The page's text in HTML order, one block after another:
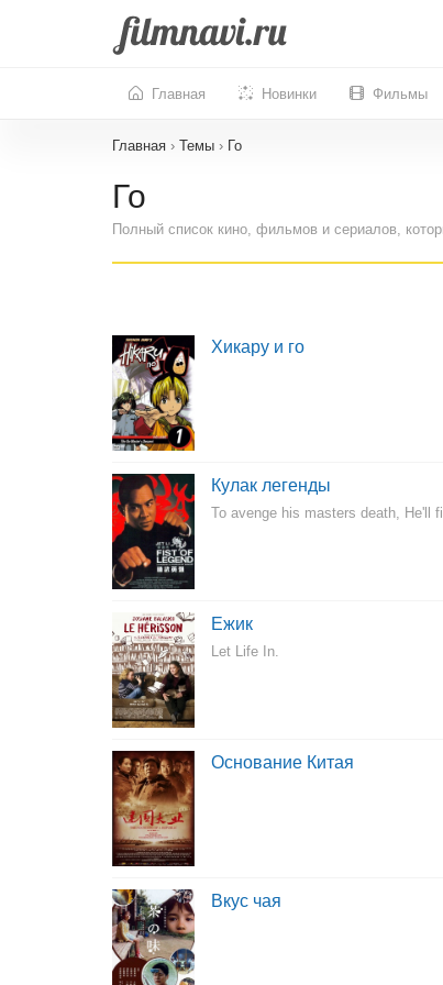
Главная Новинки Фильмы
Главная › Темы › Го
Го
Полный список кино, фильмов и сериалов,
Хикару и го
Кулак легенды
To avenge his masters death, He'll
Ежик
Let Life In.
Основание Китая
Вкус чая